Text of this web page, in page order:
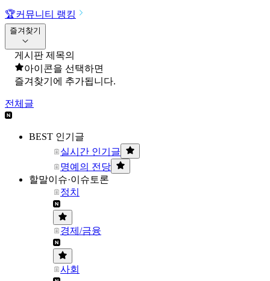
🏆커뮤니티 랭킹
즐겨찾기
게시판 제목의
아이콘을 선택하면
즐겨찾기에 추가됩니다.
전체글
BEST 인기글
실시간 인기글
명예의 전당
할말이슈·이슈토론
정치
경제/금융
사회